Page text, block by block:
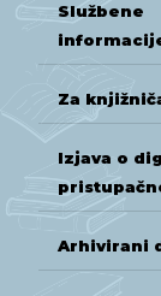
Službene
Za
Izjava o
Arhivirani